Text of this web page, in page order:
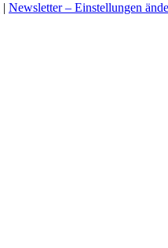
| Newsletter – Einstellungen